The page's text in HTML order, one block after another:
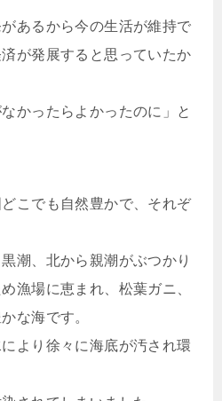
あるから今の生活が維持で
が発展すると思っていたか
かったらよかったのに」と
こでも自然豊かで、それぞ
潮、北から親潮がぶつかり
漁場に恵まれ、松葉ガニ、
な海です。
より徐々に海底が汚され環